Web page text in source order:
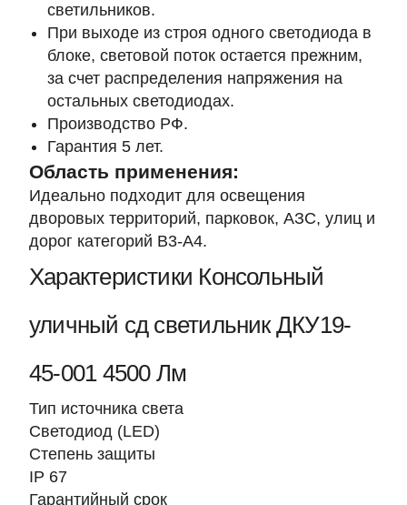
светильников.
При выходе из строя одного светодиода в
блоке, световой поток остается прежним,
за счет распределения напряжения на
остальных светодиодах.
Производство РФ.
Гарантия 5 лет.
Область применения:
Идеально подходит для освещения
дворовых территорий, парковок, АЗС, улиц и
дорог категорий В3-А4.
Характеристики Консольный
уличный сд светильник ДКУ19-
45-001 4500 Лм
Тип источника света
Светодиод (LED)
Степень защиты
IP 67
Гарантийный срок